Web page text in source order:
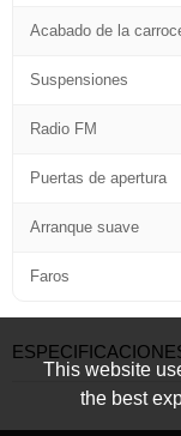
This website
the best
Acabado de la
Suspensiones
Radio FM
Puertas de apertura
Arranque suave
Faros